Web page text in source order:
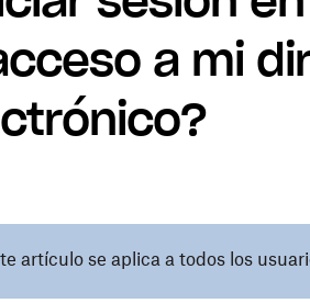
a mi
artículo se aplica a todos los